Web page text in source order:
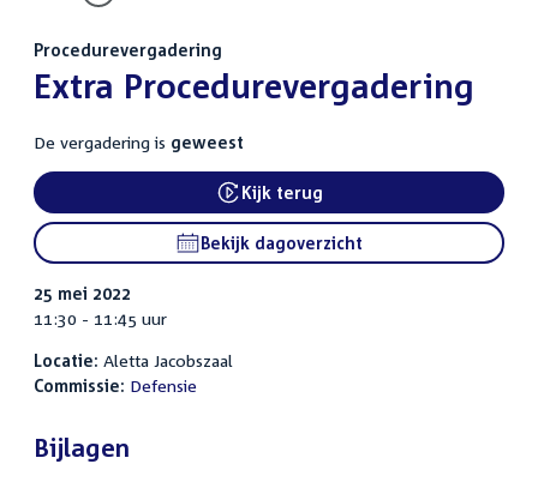
Procedurevergadering
:Extra Procedurevergadering
De vergadering is geweest
Kijk terug
Bekijk dagoverzicht
25 mei 2022
11:30 - 11:45 uur
Locatie: Aletta Jacobszaal
Commissie: Defensie
Bijlagen